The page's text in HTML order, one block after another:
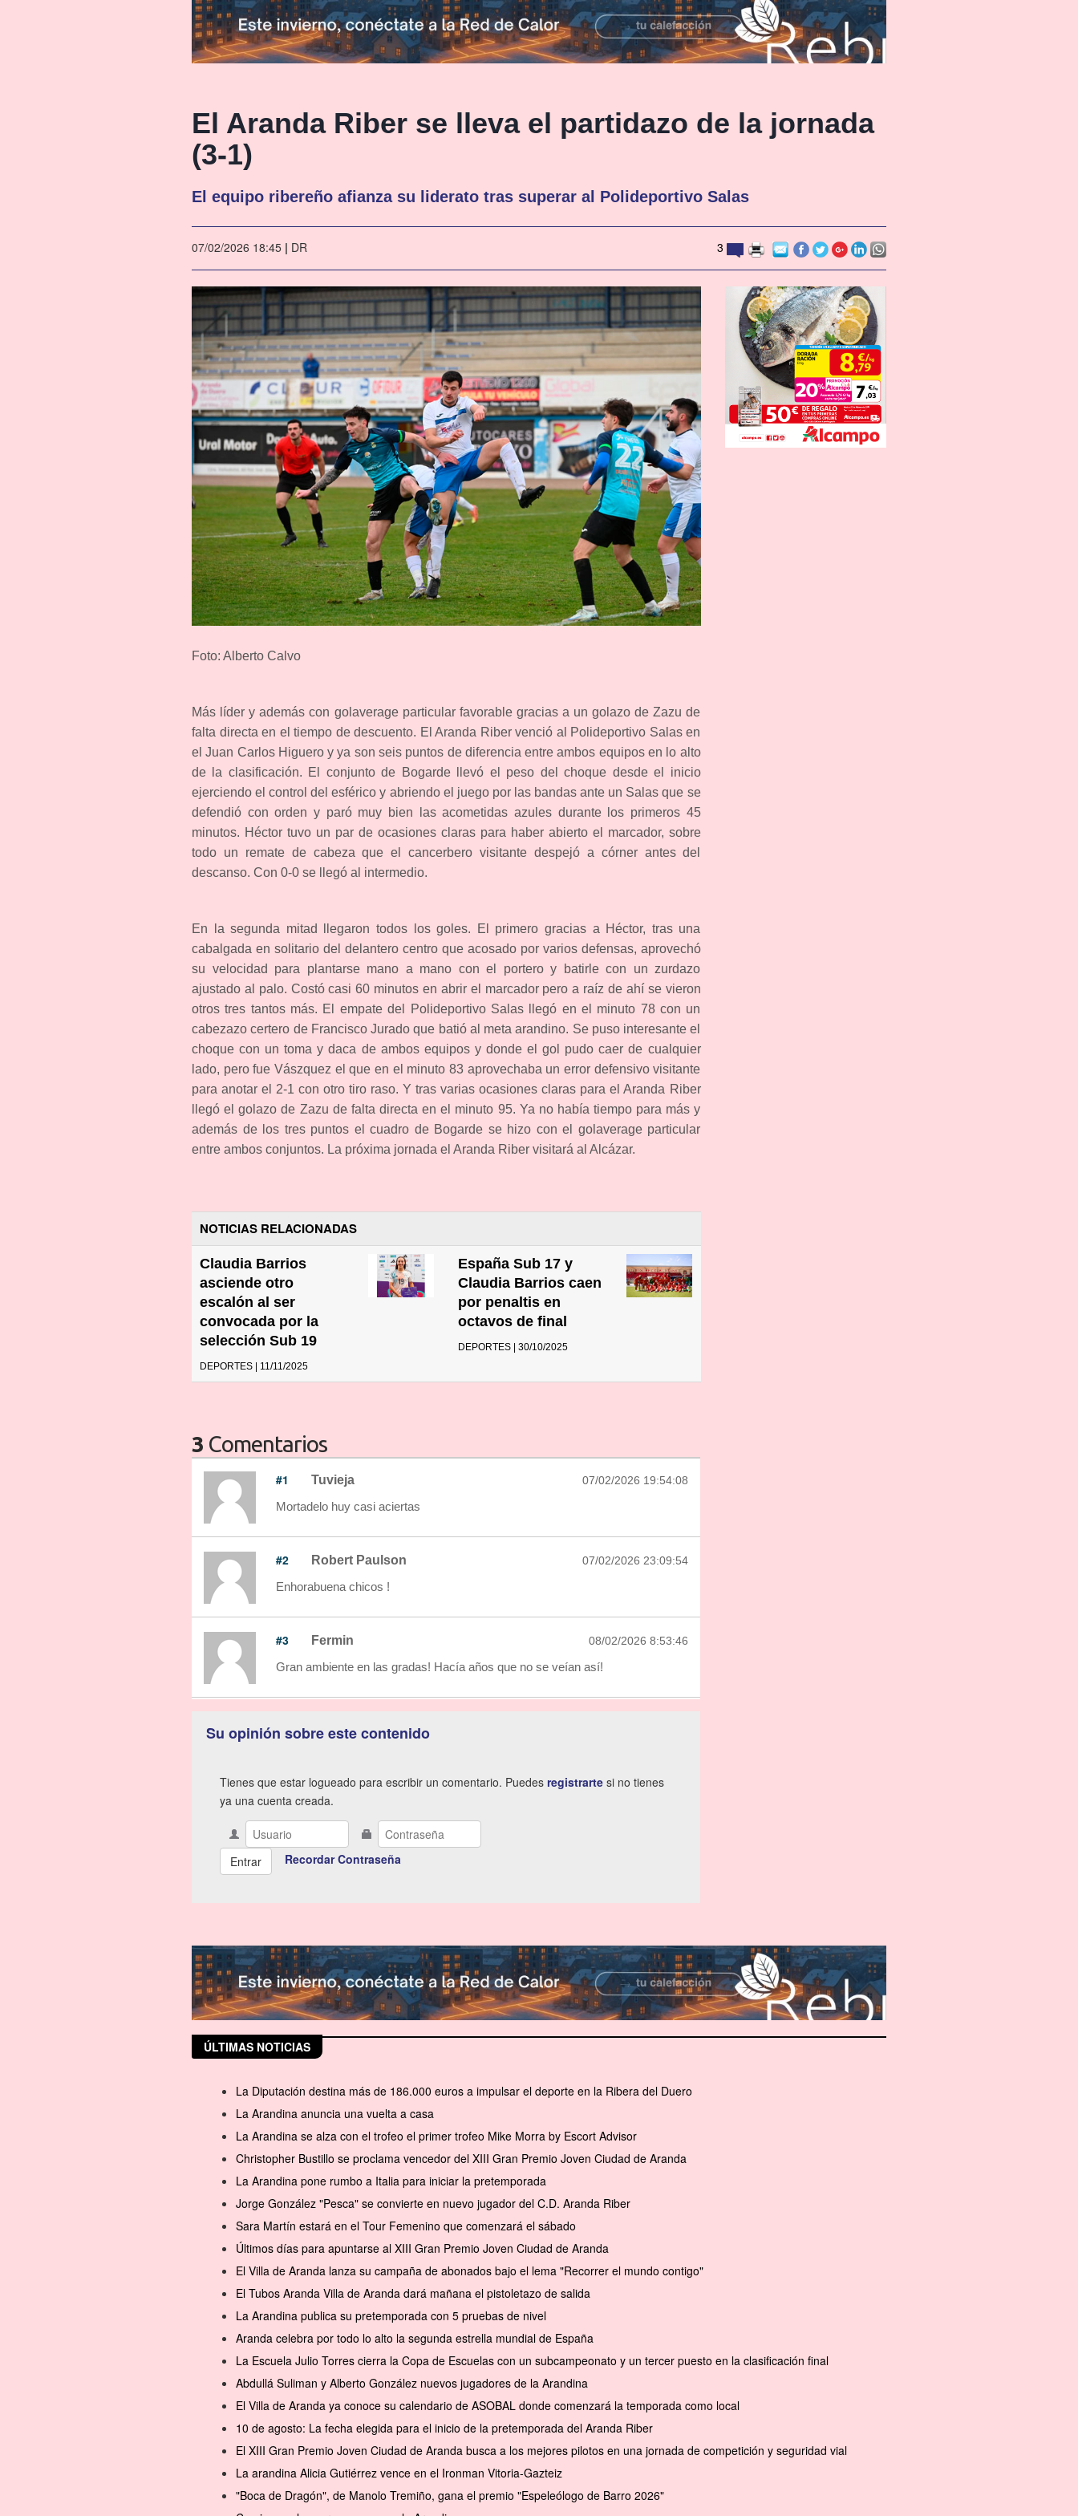
El Aranda Riber se lleva el partidazo de la jornada
(3-1)
El equipo ribereño afianza su liderato tras superar al Polideportivo Salas
07/02/2026 18:45 | DR 3
Foto: Alberto Calvo
Más líder y además con golaverage particular favorable gracias a un golazo de Zazu de
falta directa en el tiempo de descuento. El Aranda Riber venció al Polideportivo Salas en
el Juan Carlos Higuero y ya son seis puntos de diferencia entre ambos equipos en lo alto
de la clasificación. El conjunto de Bogarde llevó el peso del choque desde el inicio
ejerciendo el control del esférico y abriendo el juego por las bandas ante un Salas que se
defendió con orden y paró muy bien las acometidas azules durante los primeros 45
minutos. Héctor tuvo un par de ocasiones claras para haber abierto el marcador, sobre
todo un remate de cabeza que el cancerbero visitante despejó a córner antes del
descanso. Con 0-0 se llegó al intermedio.
En la segunda mitad llegaron todos los goles. El primero gracias a Héctor, tras una
cabalgada en solitario del delantero centro que acosado por varios defensas, aprovechó
su velocidad para plantarse mano a mano con el portero y batirle con un zurdazo
ajustado al palo. Costó casi 60 minutos en abrir el marcador pero a raíz de ahí se vieron
otros tres tantos más. El empate del Polideportivo Salas llegó en el minuto 78 con un
cabezazo certero de Francisco Jurado que batió al meta arandino. Se puso interesante el
choque con un toma y daca de ambos equipos y donde el gol pudo caer de cualquier
lado, pero fue Vászquez el que en el minuto 83 aprovechaba un error defensivo visitante
para anotar el 2-1 con otro tiro raso. Y tras varias ocasiones claras para el Aranda Riber
llegó el golazo de Zazu de falta directa en el minuto 95. Ya no había tiempo para más y
además de los tres puntos el cuadro de Bogarde se hizo con el golaverage particular
entre ambos conjuntos. La próxima jornada el Aranda Riber visitará al Alcázar.
NOTICIAS RELACIONADAS
Claudia Barrios
asciende otro
escalón al ser
convocada por la
selección Sub 19
DEPORTES | 11/11/2025
España Sub 17 y
Claudia Barrios caen
por penaltis en
octavos de final
DEPORTES | 30/10/2025
3 Comentarios
#1 Tuvieja 07/02/2026 19:54:08
Mortadelo huy casi aciertas
#2 Robert Paulson 07/02/2026 23:09:54
Enhorabuena chicos !
#3 Fermin 08/02/2026 8:53:46
Gran ambiente en las gradas! Hacía años que no se veían así!
Su opinión sobre este contenido
Tienes que estar logueado para escribir un comentario. Puedes registrarte si no tienes
ya una cuenta creada.
Recordar Contraseña
ÚLTIMAS NOTICIAS
La Diputación destina más de 186.000 euros a impulsar el deporte en la Ribera del Duero
La Arandina anuncia una vuelta a casa
La Arandina se alza con el trofeo el primer trofeo Mike Morra by Escort Advisor
Christopher Bustillo se proclama vencedor del XIII Gran Premio Joven Ciudad de Aranda
La Arandina pone rumbo a Italia para iniciar la pretemporada
Jorge González "Pesca" se convierte en nuevo jugador del C.D. Aranda Riber
Sara Martín estará en el Tour Femenino que comenzará el sábado
Últimos días para apuntarse al XIII Gran Premio Joven Ciudad de Aranda
El Villa de Aranda lanza su campaña de abonados bajo el lema "Recorrer el mundo contigo"
El Tubos Aranda Villa de Aranda dará mañana el pistoletazo de salida
La Arandina publica su pretemporada con 5 pruebas de nivel
Aranda celebra por todo lo alto la segunda estrella mundial de España
La Escuela Julio Torres cierra la Copa de Escuelas con un subcampeonato y un tercer puesto en la clasificación final
Abdullá Suliman y Alberto González nuevos jugadores de la Arandina
El Villa de Aranda ya conoce su calendario de ASOBAL donde comenzará la temporada como local
10 de agosto: La fecha elegida para el inicio de la pretemporada del Aranda Riber
El XIII Gran Premio Joven Ciudad de Aranda busca a los mejores pilotos en una jornada de competición y seguridad vial
La arandina Alicia Gutiérrez vence en el Ironman Vitoria-Gazteiz
"Boca de Dragón", de Manolo Tremiño, gana el premio "Espeleólogo de Barro 2026"